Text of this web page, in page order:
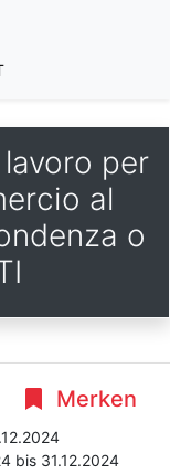
per
al
o
Merken
bis 31.12.2024